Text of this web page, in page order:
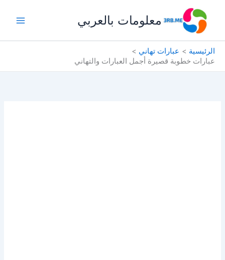
المحتوى
معلومات بالعربي
الرئيسية
عبارات تهاني
عبارات خطوبة قصيرة أجمل العبارات والتهاني